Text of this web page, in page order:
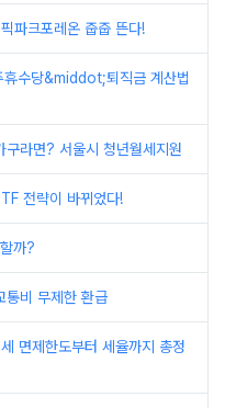
파크포레온 줍줍 뜬다!
수당&middot;퇴직금 계산법
라면? 서울시 청년월세지원
전략이 바뀌었다!
까?
통비 무제한 환급
면제한도부터 세율까지 총정